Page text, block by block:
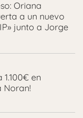
Oriana
a un nuevo
junto a Jorge
1.100€ en
Noran!